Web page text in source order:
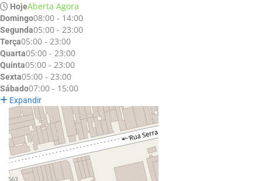
HojeAberta Agora
Domingo08:00 - 14:00
Segunda05:00 - 23:00
Terça05:00 - 23:00
Quarta05:00 - 23:00
Quinta05:00 - 23:00
Sexta05:00 - 23:00
Sábado07:00 - 15:00
Expandir